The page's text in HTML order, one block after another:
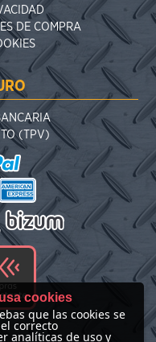
DE COMPRA
(TPV)
cookies
que las cookies se
correcto
analíticas de uso y